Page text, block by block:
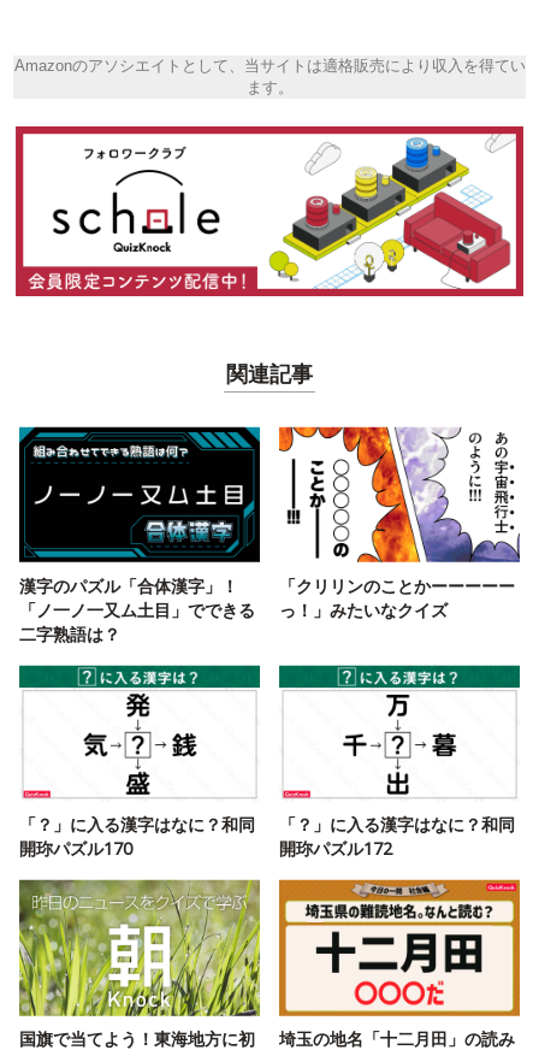
Amazonのアソシエイトとして、当サイトは適格販売により収入を得てい
ます。
関連記事
漢字のパズル「合体漢字」！
「ノ一ノ一又ム土目」でできる
二字熟語は？
「クリリンのことかーーーーー
っ！」みたいなクイズ
「？」に入る漢字はなに？和同
開珎パズル170
「？」に入る漢字はなに？和同
開珎パズル172
国旗で当てよう！東海地方に初
埼玉の地名「十二月田」の読み